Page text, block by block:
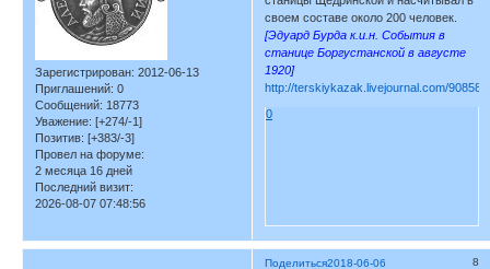
Зарегистрирован: 2012-06-13
Приглашений: 0
Сообщений: 18773
Уважение: [+274/-1]
Позитив: [+383/-3]
Провел на форуме:
2 месяца 16 дней
Последний визит:
2026-08-07 07:48:56
своем составе около 200 человек.
[Эдуард Бурда к.и.н. События в
станице Боргустанской в августе
1920]
http://terskiykazak.livejournal.com/
0
Поделиться 8
2018-06-06